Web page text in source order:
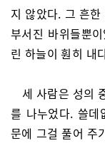
지 않았다. 그 흔
부서진 바위들뿐
린 하늘이 훤히 내
세 사람은 성의
를 나누었다. 쓸데
문에 그걸 풀어 주